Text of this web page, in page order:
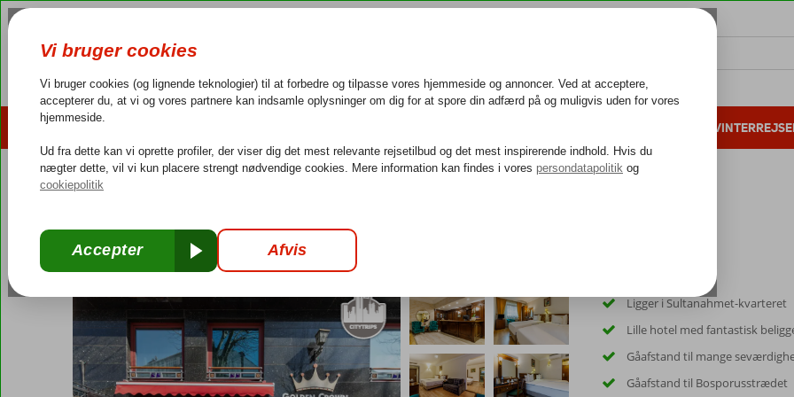
4,3/5 på Trustpilot Dansk guideservice 40.000 danske gæster i 2025 25 års erfaring
Golden Crown
Morgenmad-Hotel
Ligger i Sultanahmet-kvarteret
Lille hotel med fantastisk
Gåafstand til mange
Gåafstand til Bosporusstrædet